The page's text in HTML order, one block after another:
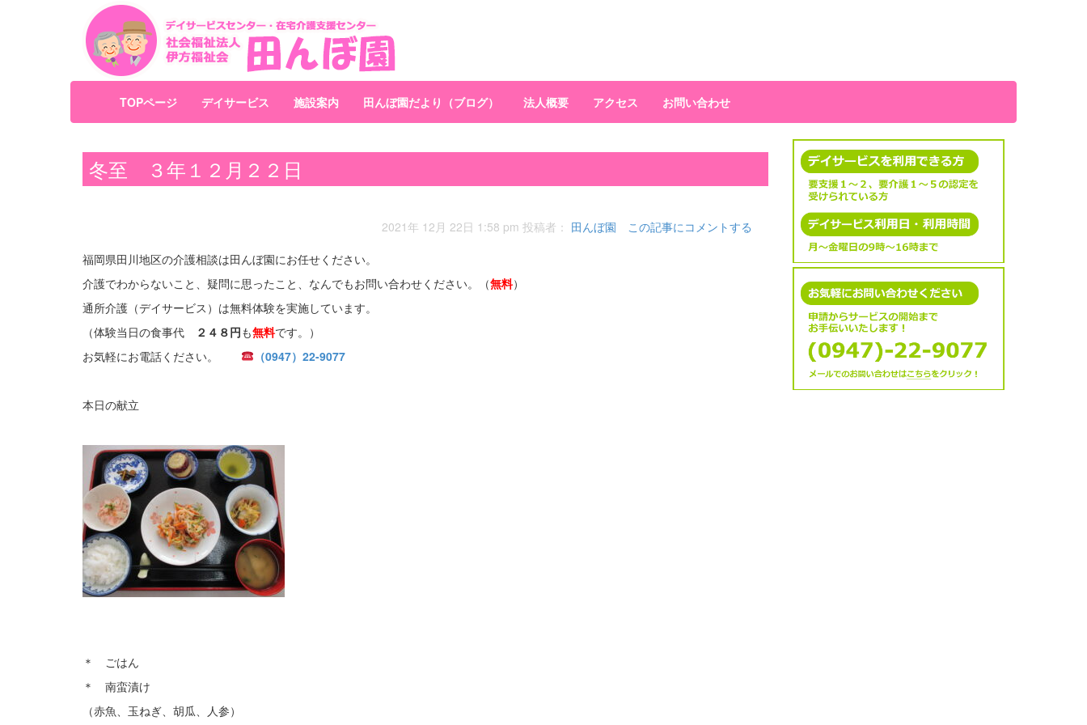
TOPページ デイサービス 施設案内 田んぼ園だより（ブログ） 法人概要 アクセス お問い合わせ
冬至 ３年１２月２２日
2021年 12月 22日 1:58 pm 投稿者： 田んぼ園
この記事にコメントする
福岡県田川地区の介護相談は田んぼ園にお任せください。
介護でわからないこと、疑問に思ったこと、なんでもお問い合わせください。（無料）
通所介護（デイサービス）は無料体験を実施しています。
（体験当日の食事代
２４８円も無料です。）
お気軽にお電話ください。
（0947）22-9077
本日の献立
＊ ごはん
＊ 南蛮漬け
（赤魚、玉ねぎ、胡瓜、人参）